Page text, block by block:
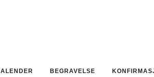
BEGRAVELSE